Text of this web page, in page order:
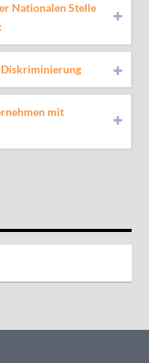
Nationalen Stelle
Diskriminierung
mit